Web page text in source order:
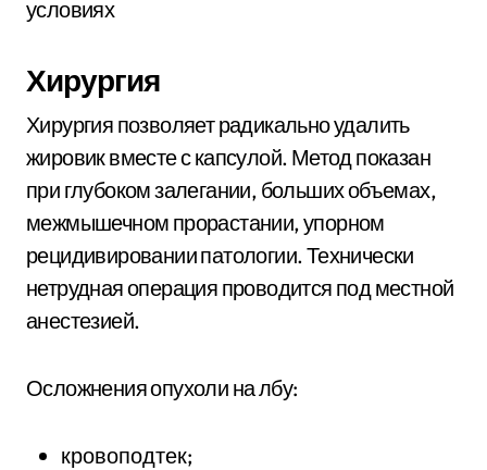
Хирургия
Хирургия позволяет радикально удалить
жировик вместе с капсулой. Метод показан
при глубоком залегании, больших объемах,
межмышечном прорастании, упорном
рецидивировании патологии. Технически
нетрудная операция проводится под местной
анестезией.
Осложнения опухоли на лбу:
кровоподтек;